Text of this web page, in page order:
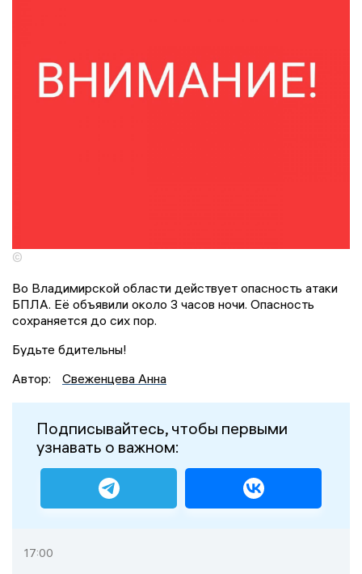
©
Во Владимирской области действует опасность атаки
БПЛА. Её объявили около 3 часов ночи. Опасность
сохраняется до сих пор.
Будьте бдительны!
Автор:
Свеженцева Анна
Подписывайтесь, чтобы первыми
узнавать о важном:
17:00